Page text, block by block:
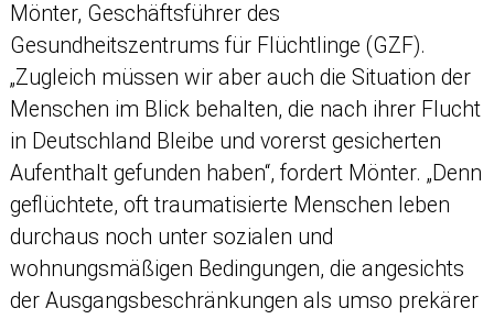
Mönter, Geschäftsführer des
Gesundheitszentrums für Flüchtlinge (GZF).
„Zugleich müssen wir aber auch die Situation der
Menschen im Blick behalten, die nach ihrer Flucht
in Deutschland Bleibe und vorerst gesicherten
Aufenthalt gefunden haben“, fordert Mönter. „Denn
geflüchtete, oft traumatisierte Menschen leben
durchaus noch unter sozialen und
wohnungsmäßigen Bedingungen, die angesichts
der Ausgangsbeschränkungen als umso prekärer